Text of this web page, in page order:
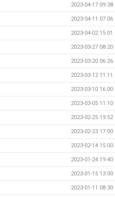
2023-04-17 09:38
2023-04-11 07:06
2023-04-02 15:01
2023-03-27 08:20
2023-03-20 06:26
2023-03-12 11:11
2023-03-10 16:00
2023-03-05 11:10
2023-02-25 19:52
2023-02-23 17:00
2023-02-14 15:00
2023-01-24 19:40
2023-01-15 13:00
2023-01-11 08:30